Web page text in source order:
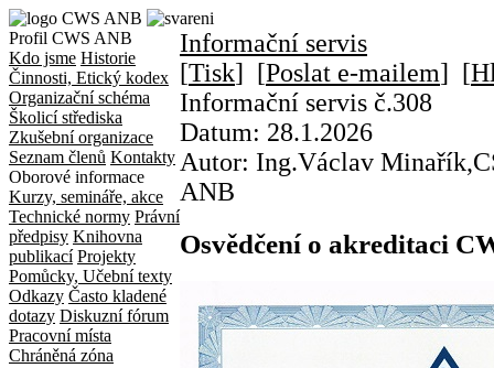
Profil CWS ANB
Kdo jsme Historie
Činnosti, Etický kodex
Organizační schéma
Školicí střediska
Zkušební organizace
Seznam členů Kontakty
Oborové informace
Kurzy, semináře, akce
Technické normy Právní
předpisy Knihovna
publikací Projekty
Pomůcky, Učební texty
Odkazy Často kladené
dotazy Diskuzní fórum
Pracovní místa
Chráněná zóna
Informační servis
[Tisk] [Poslat e-mailem] [
Informační servis č.308
Datum: 28.1.2026
Autor: Ing.Václav
ANB
Osvědčení o akreditaci